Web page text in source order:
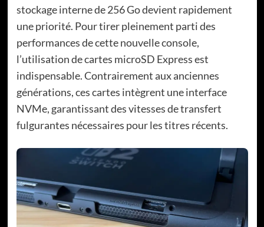
stockage interne de 256 Go devient rapidement
une priorité. Pour tirer pleinement parti des
performances de cette nouvelle console,
l’utilisation de cartes microSD Express est
indispensable. Contrairement aux anciennes
générations, ces cartes intègrent une interface
NVMe, garantissant des vitesses de transfert
fulgurantes nécessaires pour les titres récents.